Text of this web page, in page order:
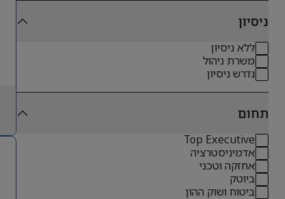
ניסיון
ללא ניסיון
משרת ניהול
נדרש ניסיון
תחום
Top Executive
אדמיניסטרציה
אחזקה וטכני
ביוטק
ביטוח ושוק ההון